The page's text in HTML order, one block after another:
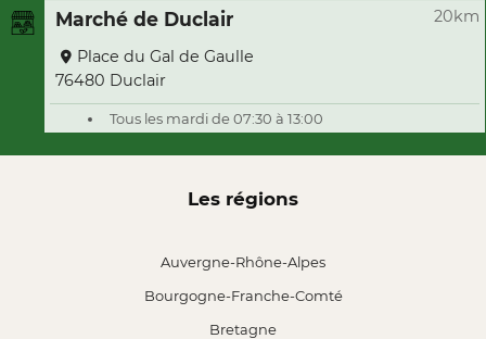
Marché de Duclair 20km
Place du Gal de Gaulle
76480 Duclair
Tous les mardi de 07:30 à 13:00
Les régions
Auvergne-Rhône-Alpes
Bourgogne-Franche-Comté
Bretagne